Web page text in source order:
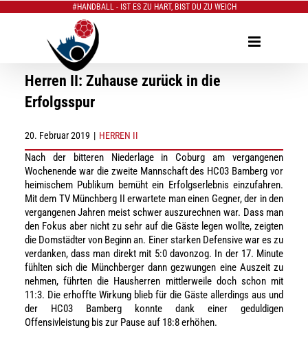
#HANDBALL - IST ES ZU HART, BIST DU ZU WEICH
Herren II: Zuhause zurück in die
Erfolgsspur
20. Februar 2019 | HERREN II
Nach der bitteren Niederlage in Coburg am vergangenen
Wochenende war die zweite Mannschaft des HC03 Bamberg vor
heimischem Publikum bemüht ein Erfolgserlebnis einzufahren.
Mit dem TV Münchberg II erwartete man einen Gegner, der in den
vergangenen Jahren meist schwer auszurechnen war. Dass man
den Fokus aber nicht zu sehr auf die Gäste legen wollte, zeigten
die Domstädter von Beginn an. Einer starken Defensive war es zu
verdanken, dass man direkt mit 5:0 davonzog. In der 17. Minute
fühlten sich die Münchberger dann gezwungen eine Auszeit zu
nehmen, führten die Hausherren mittlerweile doch schon mit
11:3. Die erhoffte Wirkung blieb für die Gäste allerdings aus und
der HC03 Bamberg konnte dank einer geduldigen
Offensivleistung bis zur Pause auf 18:8 erhöhen.